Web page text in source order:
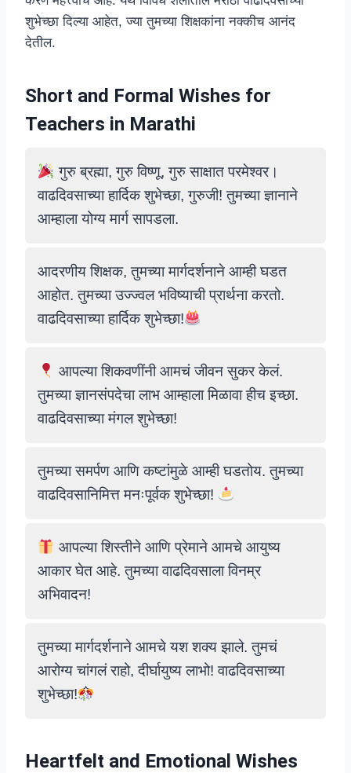
शुभेच्छा दिल्या आहेत, ज्या तुमच्या शिक्षकांना नक्कीच आनंद
देतील.
Short and Formal Wishes for
Teachers in Marathi
गुरु ब्रह्मा, गुरु विष्णू, गुरु साक्षात परमेश्वर।
वाढदिवसाच्या हार्दिक शुभेच्छा, गुरुजी! तुमच्या ज्ञानाने
आम्हाला योग्य मार्ग सापडला.
आदरणीय शिक्षक, तुमच्या मार्गदर्शनाने आम्ही घडत
आहोत. तुमच्या उज्ज्वल भविष्याची प्रार्थना करतो.
वाढदिवसाच्या हार्दिक शुभेच्छा!
आपल्या शिकवणींनी आमचं जीवन सुकर केलं.
तुमच्या ज्ञानसंपदेचा लाभ आम्हाला मिळावा हीच इच्छा.
वाढदिवसाच्या मंगल शुभेच्छा!
तुमच्या समर्पण आणि कष्टांमुळे आम्ही घडतोय. तुमच्या
वाढदिवसानिमित्त मनःपूर्वक शुभेच्छा!
आपल्या शिस्तीने आणि प्रेमाने आमचे आयुष्य
आकार घेत आहे. तुमच्या वाढदिवसाला विनम्र
अभिवादन!
तुमच्या मार्गदर्शनाने आमचे यश शक्य झाले. तुमचं
आरोग्य चांगलं राहो, दीर्घायुष्य लाभो! वाढदिवसाच्या
शुभेच्छा!
Heartfelt and Emotional Wishes